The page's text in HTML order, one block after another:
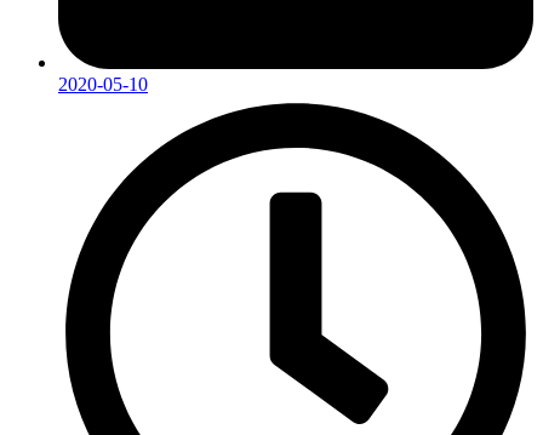
2020-05-10